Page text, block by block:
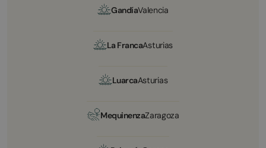
GandíaValencia
La FrancaAsturias
LuarcaAsturias
MequinenzaZaragoza